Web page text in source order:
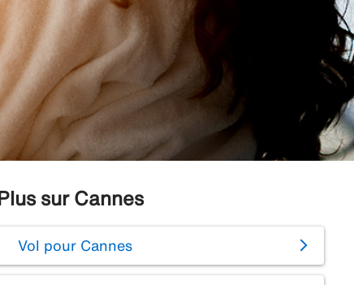
Plus sur Cannes
Vol pour Cannes